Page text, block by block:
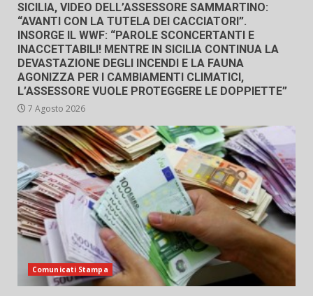
SICILIA, VIDEO DELL’ASSESSORE SAMMARTINO:
“AVANTI CON LA TUTELA DEI CACCIATORI”.
INSORGE IL WWF: “PAROLE SCONCERTANTI E
INACCETTABILI! MENTRE IN SICILIA CONTINUA LA
DEVASTAZIONE DEGLI INCENDI E LA FAUNA
AGONIZZA PER I CAMBIAMENTI CLIMATICI,
L’ASSESSORE VUOLE PROTEGGERE LE DOPPIETTE”
7 Agosto 2026
Comunicati Stampa